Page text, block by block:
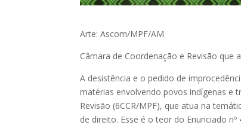
Arte: Ascom/MPF/AM
Câmara de Coordenação e Revisão
A desistência e o pedido de
matérias envolvendo povos indígenas e
Revisão (6CCR/MPF), que atua na
de direito. Esse é o teor do Enunciado